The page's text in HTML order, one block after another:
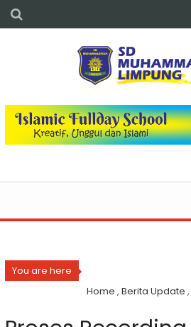
You are here
Home ,Berita Update